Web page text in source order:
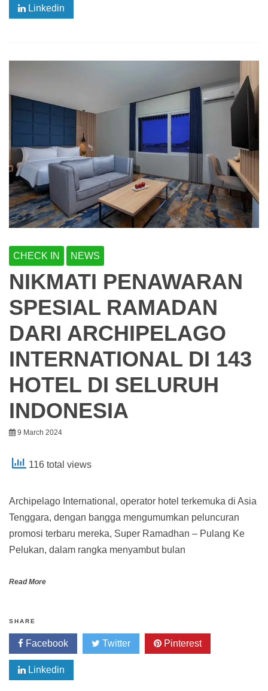
Linkedin
CHECK IN NEWS
NIKMATI PENAWARAN
SPESIAL RAMADAN
DARI ARCHIPELAGO
INTERNATIONAL DI 143
HOTEL DI SELURUH
INDONESIA
9 March 2024
116 total views
Archipelago International, operator hotel terkemuka di Asia
Tenggara, dengan bangga mengumumkan peluncuran
promosi terbaru mereka, Super Ramadhan – Pulang Ke
Pelukan, dalam rangka menyambut bulan
Read More
SHARE
Facebook Twitter Pinterest
Linkedin